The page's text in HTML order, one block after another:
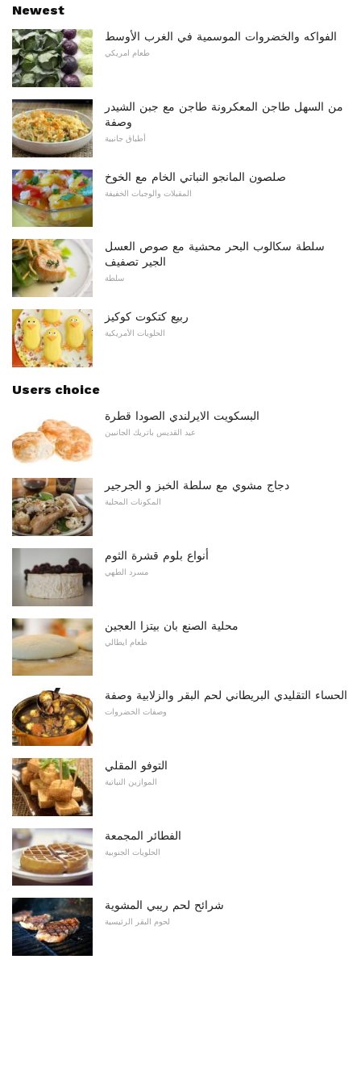
Newest
الفواكه والخضروات الموسمية في الغرب الأوسط
طعام امريكي
من السهل طاجن المعكرونة طاجن مع جبن الشيدر
وصفة
أطباق جانبية
صلصون المانجو النباتي الخام مع الخوخ
المقبلات والوجبات الخفيفة
سلطة سكالوب البحر محشية مع صوص العسل
الجير تصفيف
سلطة
ربيع كتكوت كوكيز
الحلويات الأمريكية
Users choice
البسكويت الايرلندي الصودا قطرة
عيد القديس باتريك الجانبين
دجاج مشوي مع سلطة الخبز و الجرجير
المكونات المحلية
أنواع بلوم قشرة الثوم
مسرد الطهي
محلية الصنع بان بيتزا العجين
طعام ايطالي
الحساء التقليدي البريطاني لحم البقر والزلابية وصفة
وصفات الخضروات
التوفو المقلي
الموازين النباتية
الفطائر المجمعة
الحلويات الجنوبية
شرائح لحم ريبي المشوية
لحوم البقر الرئيسية